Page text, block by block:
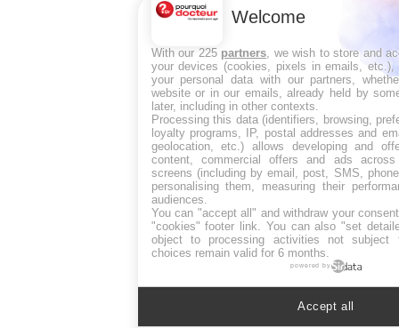
Welcome
With our 225 partners , we wish to store and
your devices (cookies, pixels in emails, etc.),
your personal data with our partners,
website or in our emails, already held by
later, including in other contexts.
Processing this data (identifiers, browsing,
loyalty programs, IP, postal addresses and
geolocation, etc.) allows developing and
content, commercial offers and ads
screens (including by email, post, SMS,
personalising them, measuring their
audiences.
You can "accept all" and withdraw your
"cookies" footer link . You can also "set
object to processing activities not subject
choices remain valid for 6 months.
powered by
Accept all